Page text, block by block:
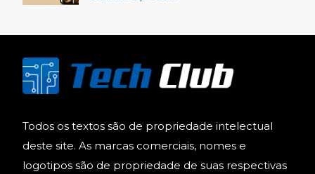
Todos os textos são de propriedade intelectual
deste site. As marcas comerciais, nomes e
logotipos são de propriedade de suas respectivas